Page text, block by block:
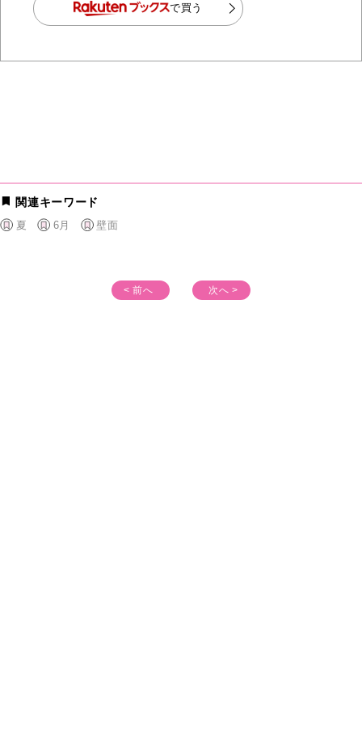
で買う
関連キーワード
夏 6月 壁面
< 前へ 次へ >